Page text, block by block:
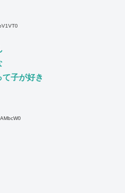
子が好き